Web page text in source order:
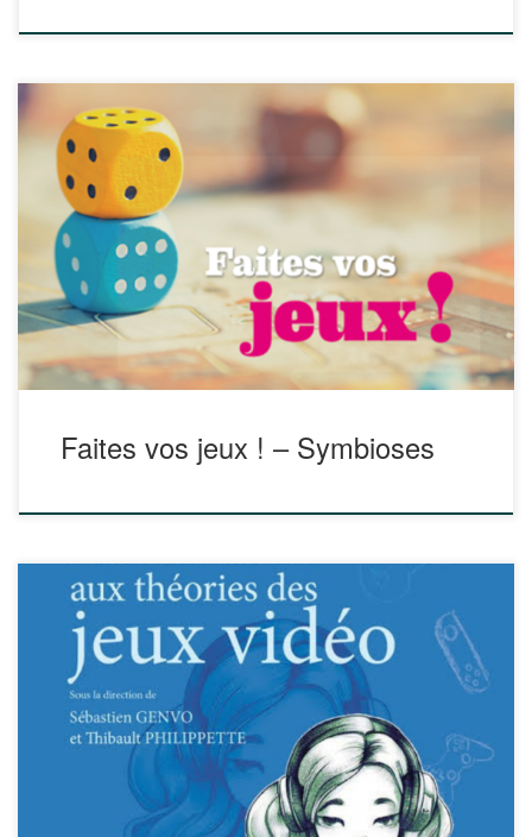
Le magazine Symbioses consacre son dossier du mois de
décembre 2023 à la ludification. Au sommaire de ce numéro
Faites vos jeux !, des réflexions, pistes pédagogiques et
suggestions d’outils. A découvrir ! Une très riche
présentation de ce numéro est disponible sur
https://scape.enepe.fr/symbioses-139.html Et pour lire le
magazine, c’est […]
Faites vos jeux ! – Symbioses
Cet ouvrage constitue un guide de référence pour toute
personne souhaitant s’initier aux différents aspects de la
recherche sur les jeux vidéo. Pensés pour permettre au
lecteur d’avoir des clés de compréhension concernant les
principaux aspects du domaine, les multiples chapitres sont
autant de synthèses qui visent également à ouvrir […]